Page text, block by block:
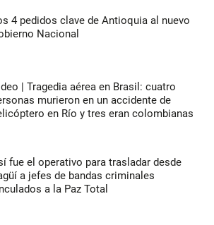
4 pedidos clave de Antioquia al nuevo
Nacional
| Tragedia aérea en Brasil: cuatro
murieron en un accidente de
en Río y tres eran colombianas
fue el operativo para trasladar desde
a jefes de bandas criminales
a la Paz Total